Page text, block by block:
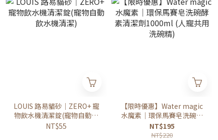
LOUIS 路易貓砂｜ZERO+ 寵
物飲水機清潔錠(寵物自動飲
水機清潔)
NT$55
【限時優惠】Water magic
水魔素｜環保馬賽皂洗碗酵
素清潔劑1000ml (人寵共用
洗碗精)
NT$195
NT$220